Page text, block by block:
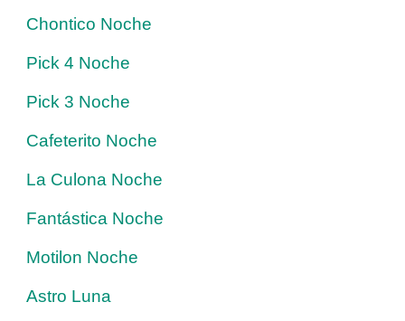
Chontico Noche
Pick 4 Noche
Pick 3 Noche
Cafeterito Noche
La Culona Noche
Fantástica Noche
Motilon Noche
Astro Luna